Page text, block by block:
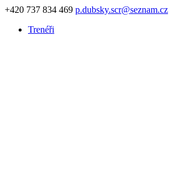
+420 737 834 469 p.dubsky.scr@seznam.cz
Trenéři